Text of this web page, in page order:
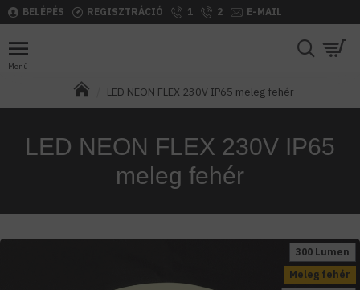
BELÉPÉS REGISZTRÁCIÓ 1 2 E-MAIL
LED NEON FLEX 230V IP65 meleg fehér
LED NEON FLEX 230V IP65
meleg fehér
Meleg fehér
300 Lumen